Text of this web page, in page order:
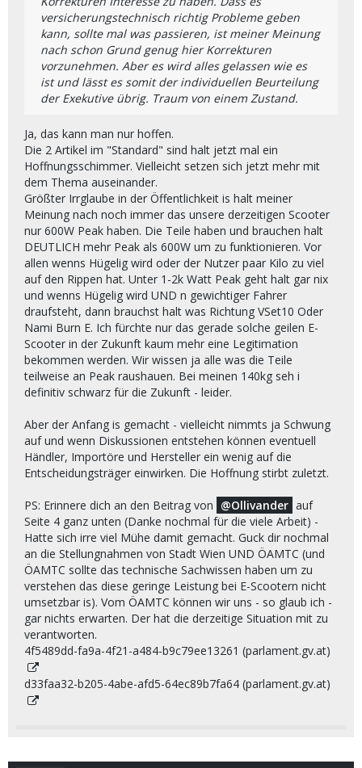
versicherungstechnisch richtig Probleme geben
kann, sollte mal was passieren, ist meiner Meinung
nach schon Grund genug hier Korrekturen
vorzunehmen. Aber es wird alles gelassen wie es
ist und lässt es somit der individuellen Beurteilung
der Exekutive übrig. Traum von einem Zustand.
Ja, das kann man nur hoffen.
Die 2 Artikel im "Standard" sind halt jetzt mal ein
Hoffnungsschimmer. Vielleicht setzen sich jetzt mehr mit
dem Thema auseinander.
Größter Irrglaube in der Öffentlichkeit is halt meiner
Meinung nach noch immer das unsere derzeitigen Scooter
nur 600W Peak haben. Die Teile haben und brauchen halt
DEUTLICH mehr Peak als 600W um zu funktionieren. Vor
allen wenns Hügelig wird oder der Nutzer paar Kilo zu viel
auf den Rippen hat. Unter 1-2k Watt Peak geht halt gar nix
und wenns Hügelig wird UND n gewichtiger Fahrer
draufsteht, dann brauchst halt was Richtung VSet10 Oder
Nami Burn E. Ich fürchte nur das gerade solche geilen E-
Scooter in der Zukunft kaum mehr eine Legitimation
bekommen werden. Wir wissen ja alle was die Teile
teilweise an Peak raushauen. Bei meinen 140kg seh i
definitiv schwarz für die Zukunft - leider.
Aber der Anfang is gemacht - vielleicht nimmts ja Schwung
auf und wenn Diskussionen entstehen können eventuell
Händler, Importöre und Hersteller ein wenig auf die
Entscheidungsträger einwirken. Die Hoffnung stirbt zuletzt.
PS: Erinnere dich an den Beitrag von Ollivander auf
Seite 4 ganz unten (Danke nochmal für die viele Arbeit) -
Hatte sich irre viel Mühe damit gemacht. Guck dir nochmal
an die Stellungnahmen von Stadt Wien UND ÖAMTC (und
ÖAMTC sollte das technische Sachwissen haben um zu
verstehen das diese geringe Leistung bei E-Scootern nicht
umsetzbar is). Vom ÖAMTC können wir uns - so glaub ich -
gar nichts erwarten. Der hat die derzeitige Situation mit zu
verantworten.
4f5489dd-fa9a-4f21-a484-b9c79ee13261 (parlament.gv.at)
d33faa32-b205-4abe-afd5-64ec89b7fa64 (parlament.gv.at)